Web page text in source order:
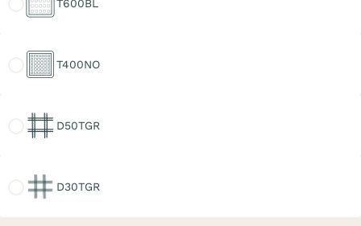
T600BL
T400NO
D50TGR
D30TGR